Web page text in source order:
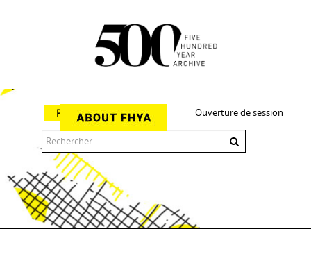
Ouverture de session
Parcourir